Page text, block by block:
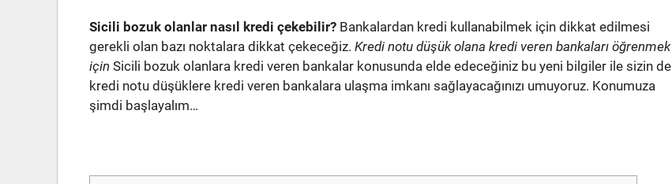
Sicili bozuk olanlar nasıl kredi çekebilir? Bankalardan kredi kullanabilmek için dikkat edilmesi
gerekli olan bazı noktalara dikkat çekeceğiz. Kredi notu düşük olana kredi veren bankaları öğrenmek
için Sicili bozuk olanlara kredi veren bankalar konusunda elde edeceğiniz bu yeni bilgiler ile sizin de
kredi notu düşüklere kredi veren bankalara ulaşma imkanı sağlayacağınızı umuyoruz. Konumuza
şimdi başlayalım…